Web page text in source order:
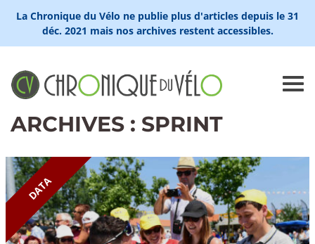
La Chronique du Vélo ne publie plus d'articles depuis le 31
déc. 2021 mais nos archives restent accessibles.
ARCHIVES : SPRINT
DATA